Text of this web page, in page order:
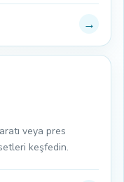
→
veya pres
keşfedin.